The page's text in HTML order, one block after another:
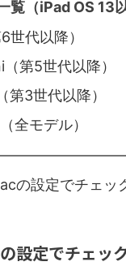
覧（iPad OS 13以
世代以降）
第5世代以降）
第3世代以降）
全モデル）
の設定でチェッ
設定でチェッ